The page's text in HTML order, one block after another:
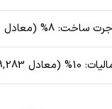
ساخت: 8% (معادل 10,690,399 تومان)
10% (معادل 2,079,283 تومان)